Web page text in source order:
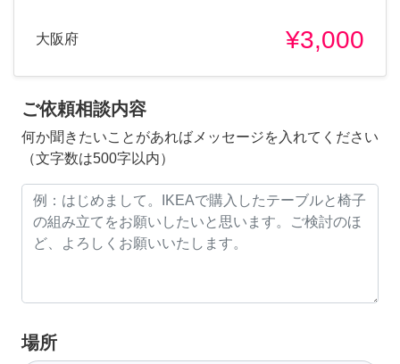
大阪府 ¥3,000
ご依頼相談内容
何か聞きたいことがあればメッセージを入れてください
（文字数は500字以内）
場所